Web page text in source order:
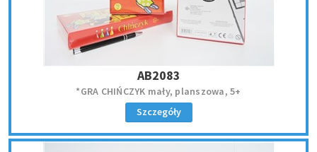
AB2083
*GRA CHIŃCZYK mały, planszowa, 5+
Szczegóły